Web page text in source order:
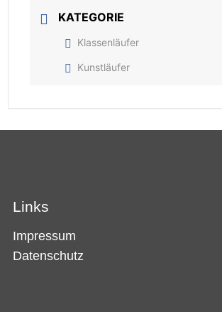
KATEGORIE
Klassenläufer
Kunstläufer
Links
Impressum
Datenschutz